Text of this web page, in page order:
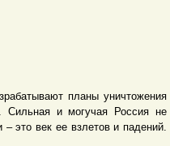
планы уничтожения
Сильная и могучая Россия не
это век ее взлетов и падений.